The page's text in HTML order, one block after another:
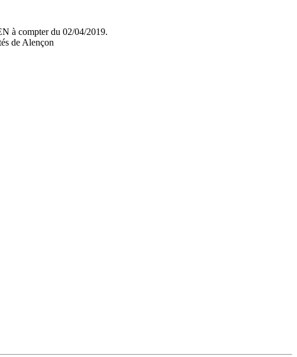
à compter du 02/04/2019.
de Alençon